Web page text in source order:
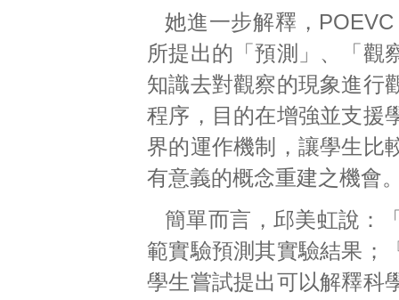
她進一步解釋，
所提出的「預測」、「觀
知識去對觀察的現象進行
程序，目的在增強並支援
界的運作機制，讓學生比
有意義的概念重建之機會
簡單而言，邱美虹說：
範實驗預測其實驗結果；
學生嘗試提出可以解釋科